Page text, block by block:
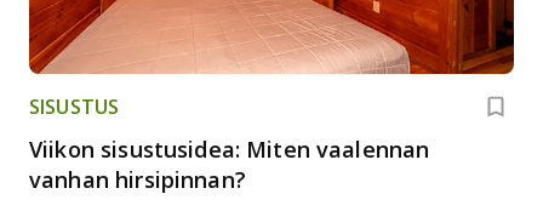
SISUSTUS
Viikon sisustusidea: Miten vaalennan
vanhan hirsipinnan?